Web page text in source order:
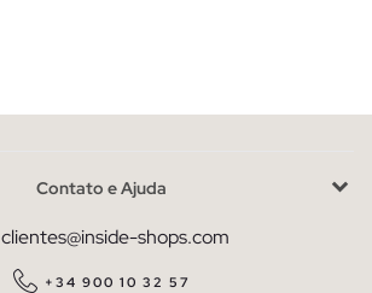
Contato e Ajuda
clientes@inside-shops.com
+34 900 10 32 57